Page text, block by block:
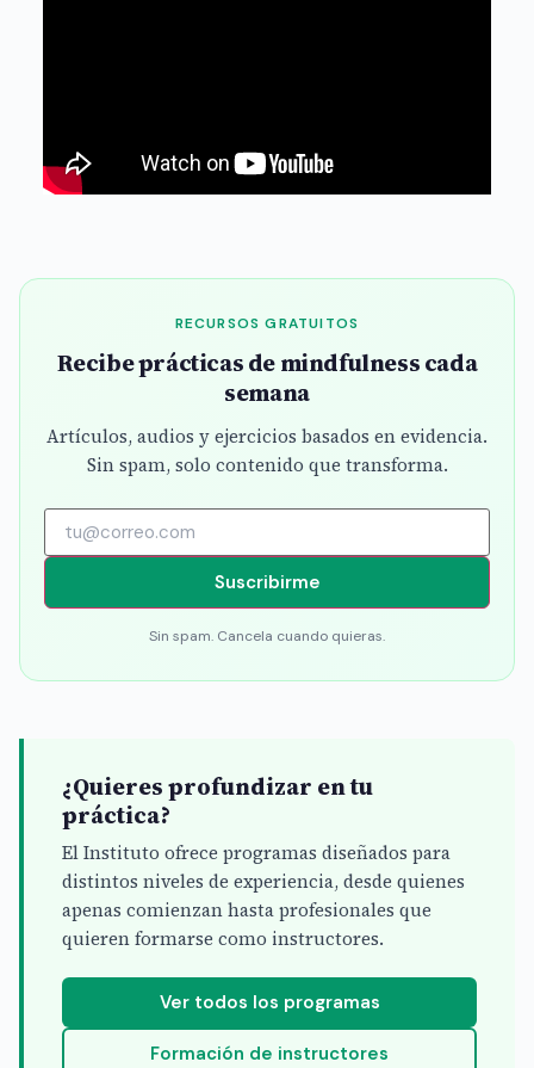
RECURSOS GRATUITOS
Recibe prácticas de mindfulness cada
semana
Artículos, audios y ejercicios basados en evidencia.
Sin spam, solo contenido que transforma.
Suscribirme
Sin spam. Cancela cuando quieras.
¿Quieres profundizar en tu
práctica?
El Instituto ofrece programas diseñados para
distintos niveles de experiencia, desde quienes
apenas comienzan hasta profesionales que
quieren formarse como instructores.
Ver todos los programas
Formación de instructores